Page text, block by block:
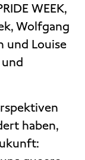
WEEK,
Wolfgang
und Louise
haben,